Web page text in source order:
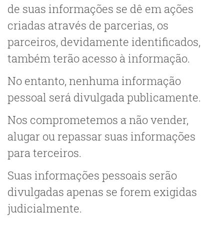
de suas informações se dê em ações
criadas através de parcerias, os
parceiros, devidamente identificados,
também terão acesso à informação.
No entanto, nenhuma informação
pessoal será divulgada publicamente.
Nos comprometemos a não vender,
alugar ou repassar suas informações
para terceiros.
Suas informações pessoais serão
divulgadas apenas se forem exigidas
judicialmente.